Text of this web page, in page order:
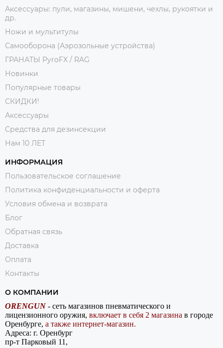
Аксессуары: пули, магазины, мишени, чехлы, рукоятки и
др.
Ножи и мультитулы
Самооборона (Аэрозольные устройства)
ГРАНАТЫ PyroFX / RAG
Новинки
Популярные товары
СКИДКИ!
Аксессуары
Средства для дезинсекции
Нам 10 ЛЕТ
ИНФОРМАЦИЯ
Пользовательское соглашение
Политика конфиденциальности и оферта
Условия обмена и возврата
Блог
Обратная связь
Доставка
Оплата
Контакты
О КОМПАНИИ
ORENGUN - сеть магазинов пневматического и
лицензионного оружия, включает в себя 2 магазина в городе
Оренбурге, а также интернет-магазин.
Адреса: г. Оренбург
пр-т Парковый 11,